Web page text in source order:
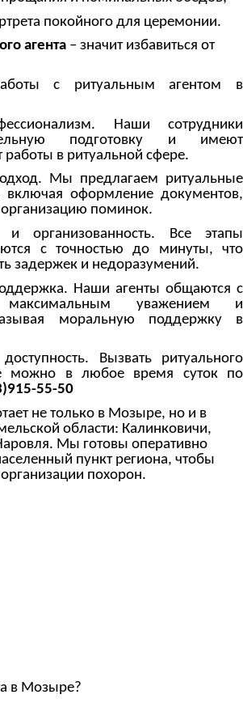
покойного для церемонии.
агента – значит избавиться от
с ритуальным агентом в
Наши сотрудники
подготовку и имеют
в ритуальной сфере.
Мы предлагаем ритуальные
включая оформление документов,
организацию поминок.
и организованность. Все этапы
с точностью до минуты, что
задержек и недоразумений.
Наши агенты общаются с
уважением и
моральную поддержку в
доступность. Вызвать ритуального
можно в любое время суток по
55-50
не только в Мозыре, но и в
области: Калинковичи,
Мы готовы оперативно
пункт региона, чтобы
похорон.
в Мозыре?